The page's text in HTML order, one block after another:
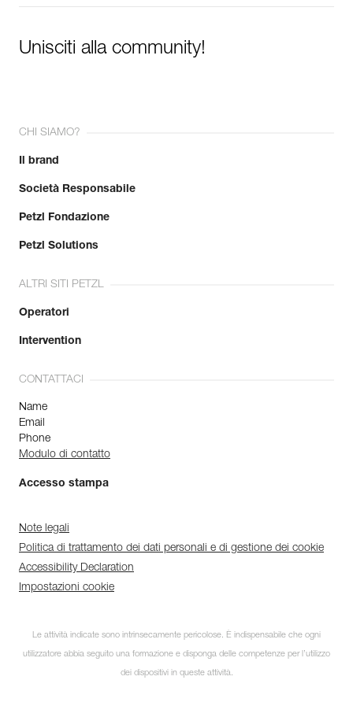
Unisciti alla community!
CHI SIAMO?
Il brand
Società Responsabile
Petzl Fondazione
Petzl Solutions
ALTRI SITI PETZL
Operatori
Intervention
CONTATTACI
Name
Email
Phone
Modulo di contatto
Accesso stampa
Note legali
Politica di trattamento dei dati personali e di gestione dei cookie
Accessibility Declaration
Impostazioni cookie
Le attività indicate sono intrinsecamente pericolose. È indispensabile che ogni
utilizzatore abbia seguito una formazione e disponga delle competenze per l’utilizzo
dei dispositivi in queste attività.